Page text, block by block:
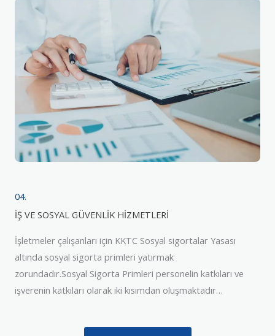
04.
İŞ VE SOSYAL GÜVENLİK HİZMETLERİ
İşletmeler çalışanları için KKTC Sosyal sigortalar Yasası
altında sosyal sigorta primleri yatırmak
zorundadır.Sosyal Sigorta Primleri personelin katkıları ve
işverenin katkıları olarak iki kısımdan oluşmaktadır…